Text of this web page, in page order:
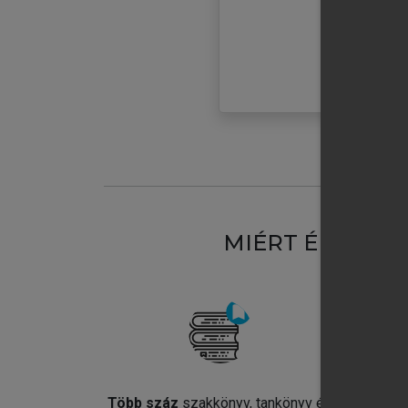
MIÉRT
Több száz szakkönyv, tankönyv és